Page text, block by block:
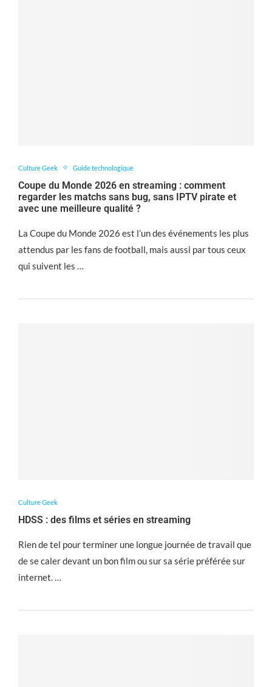
Culture Geek Guide technologique
Coupe du Monde 2026 en streaming : comment
regarder les matchs sans bug, sans IPTV pirate et
avec une meilleure qualité ?
La Coupe du Monde 2026 est l’un des événements les plus
attendus par les fans de football, mais aussi par tous ceux
qui suivent les …
Culture Geek
HDSS : des films et séries en streaming
Rien de tel pour terminer une longue journée de travail que
de se caler devant un bon film ou sur sa série préférée sur
internet. …